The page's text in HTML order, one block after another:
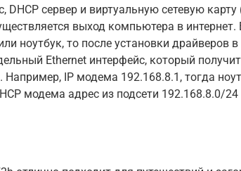
DHCP сервер и виртуальную сетевую карту
выход компьютера в интернет.
ноутбук, то после установки драйверов в
Ethernet интерфейс, который
IP модема 192.168.8.1, тогда
модема адрес из подсети 192.168.8.0/24